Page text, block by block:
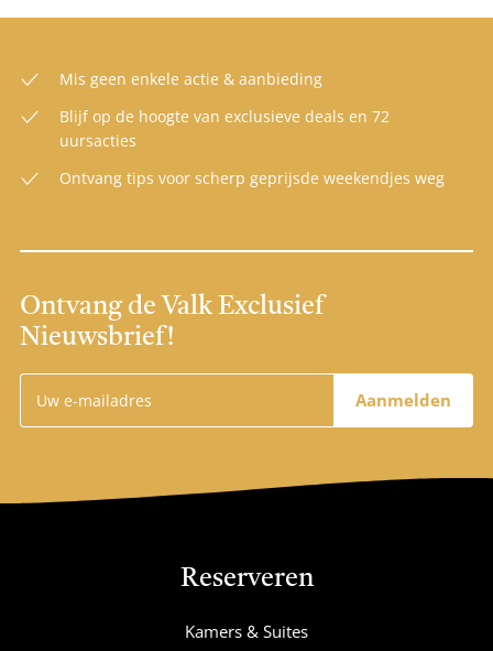
Mis geen enkele actie & aanbieding
Blijf op de hoogte van exclusieve deals en 72
uursacties
Ontvang tips voor scherp geprijsde weekendjes weg
Ontvang de Valk Exclusief
Nieuwsbrief!
Aanmelden
Reserveren
Kamers & Suites